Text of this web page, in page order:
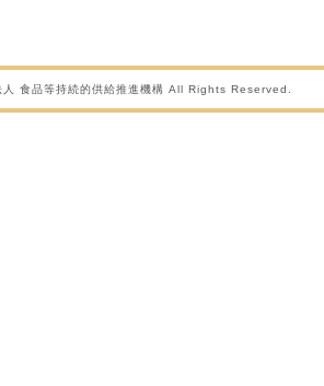
食品等持続的供給推進機構 All Rights Reserved.